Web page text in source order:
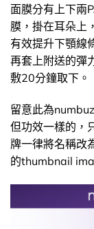
面膜分有上下兩
膜，掛在耳朵上
有效提升下顎線
再套上附送的彈
敷20分鐘取下。
留意此為
但功效一樣的，
牌一律將名稱改
的thumbnail